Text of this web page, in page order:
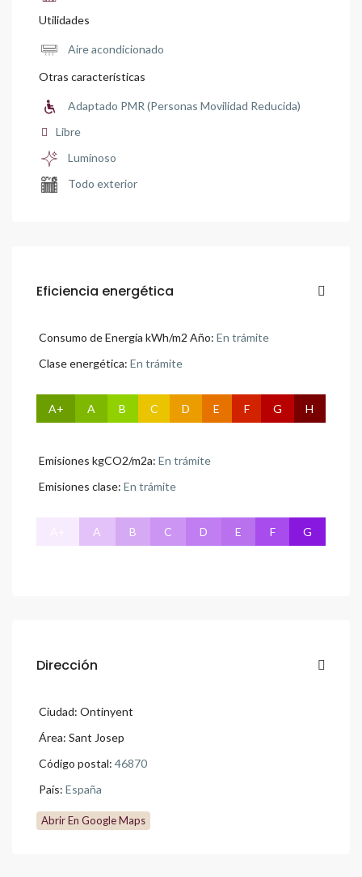
Utilidades
Aire acondicionado
Otras características
Adaptado PMR (Personas Movilidad Reducida)
Libre
Luminoso
Todo exterior
Eficiencia energética
Consumo de Energía kWh/m2 Año: En trámite
Clase energética: En trámite
A+ A B C D E F G H
Emisiones kgCO2/m2a: En trámite
Emisiones clase: En trámite
A B C D E F G
Dirección
Ciudad: Ontinyent
Área: Sant Josep
Código postal: 46870
País: España
Abrir En Google Maps